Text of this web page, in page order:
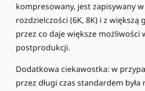
kompresowany, jest zapisywany
rozdzielczości (6K, 8K) i z większą
przez co daje większe możliwości
postprodukcji.
Dodatkowa ciekawostka: w
przez długi czas standardem była